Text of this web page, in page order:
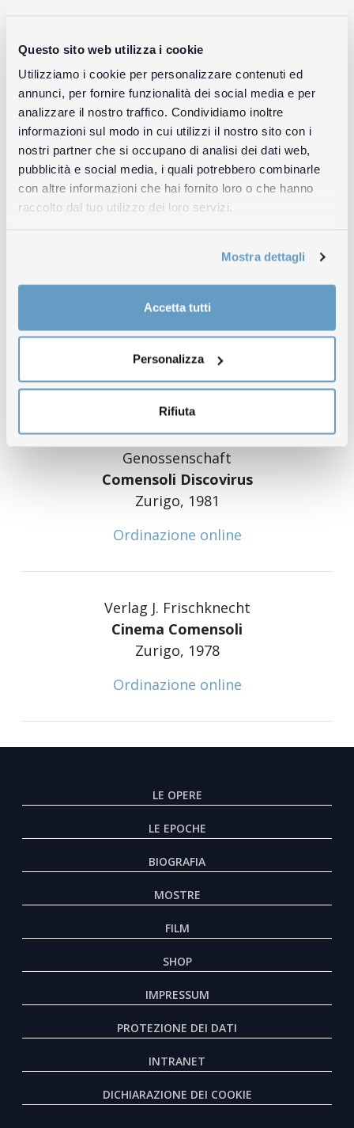
Questo sito web utilizza i cookie
Utilizziamo i cookie per personalizzare contenuti ed
annunci, per fornire funzionalità dei social media e per
analizzare il nostro traffico. Condividiamo inoltre
informazioni sul modo in cui utilizzi il nostro sito con i
nostri partner che si occupano di analisi dei dati web,
pubblicità e social media, i quali potrebbero combinarle
con altre informazioni che hai fornito loro o che hanno
raccolto dal tuo utilizzo dei loro servizi.
Mostra dettagli
Accetta tutti
Personalizza
Rifiuta
Peter Killer und Diego Peverelli
Mario Comensoli: Skizzen 1988-1991
Berna 1991
Ordinazione online
Guido Magnaguagno, Frank A. Meyer, Diego
Peverelli
Mario Comensoli
Kunsthaus, Zurigo 1989, Benteli Verlag
Ordinazione online
Genossenschaft
Comensoli Discovirus
Zurigo, 1981
Ordinazione online
Verlag J. Frischknecht
Cinema Comensoli
Zurigo, 1978
Ordinazione online
LE OPERE
LE EPOCHE
BIOGRAFIA
MOSTRE
FILM
SHOP
IMPRESSUM
PROTEZIONE DEI DATI
INTRANET
DICHIARAZIONE DEI COOKIE